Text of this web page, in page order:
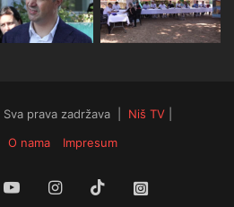
prava zadržava | Niš TV|
O nama Impresum
YouTubeInstagram
TikTok